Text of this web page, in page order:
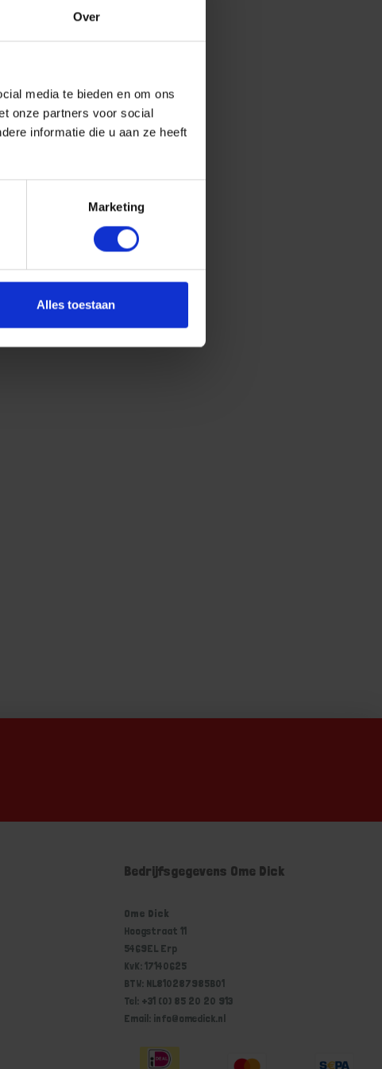
Over
media te bieden en om ons
onze partners voor social
informatie die u aan ze heeft
Marketing
Alles toestaan
Bedrijfsgegevens Ome Dick
Ome Dick
Hoogstraat 11
5469EL Erp
KvK: 17140625
BTW: NL810287985B01
Tel: +31 (0) 85 20 20 913
Email: info@omedick.nl